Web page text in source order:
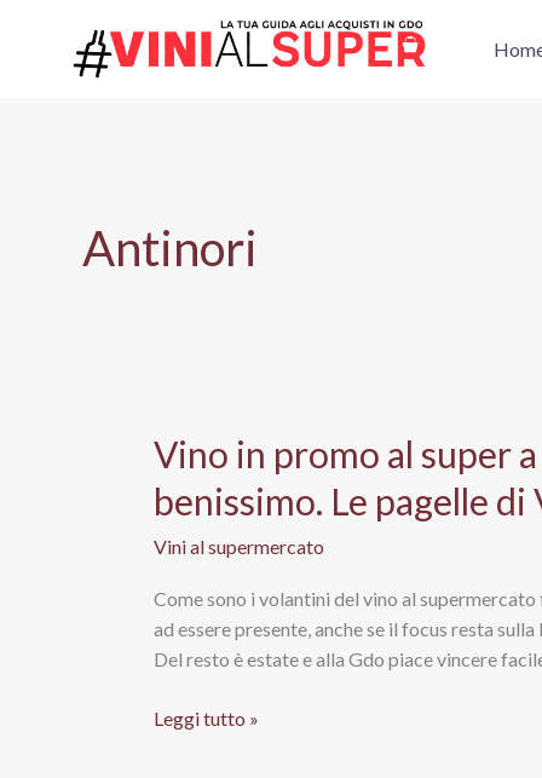
contenuto
Antinori
Vino in promo al super
benissimo. Le pagelle
Vini al supermercato
Come sono i volantini del vino al
ad essere presente, anche se il focus resta
Del resto è estate e alla Gdo piace vincere
Vino
Leggi tutto »